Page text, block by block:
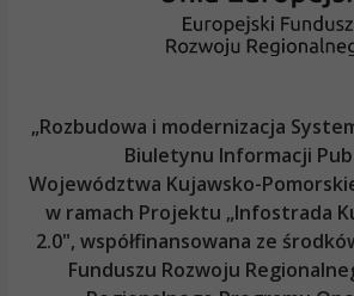
„Rozbudowa i modernizacja
Biuletynu Informacji
Województwa Kujawsko-
w ramach Projektu „Infostrada
2.0", współfinansowana ze
Funduszu Rozwoju